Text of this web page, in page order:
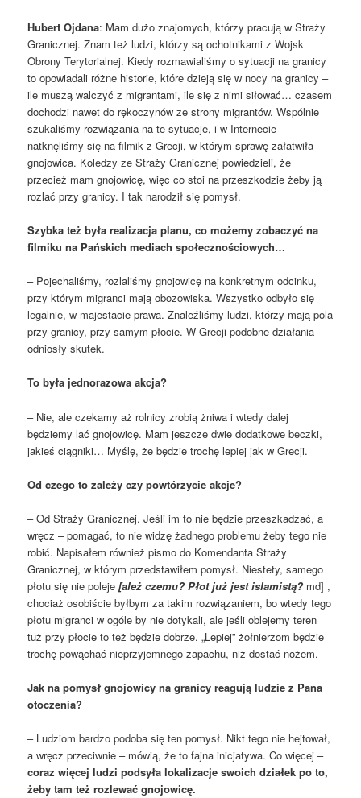
Hubert Ojdana: Mam dużo znajomych, którzy pracują w Straży
Granicznej. Znam też ludzi, którzy są ochotnikami z Wojsk
Obrony Terytorialnej. Kiedy rozmawialiśmy o sytuacji na granicy
to opowiadali różne historie, które dzieją się w nocy na granicy –
ile muszą walczyć z migrantami, ile się z nimi siłować… czasem
dochodzi nawet do rękoczynów ze strony migrantów. Wspólnie
szukaliśmy rozwiązania na te sytuacje, i w Internecie
natknęliśmy się na filmik z Grecji, w którym sprawę załatwiła
gnojowica. Koledzy ze Straży Granicznej powiedzieli, że
przecież mam gnojowicę, więc co stoi na przeszkodzie żeby ją
rozlać przy granicy. I tak narodził się pomysł.
Szybka też była realizacja planu, co możemy zobaczyć na
filmiku na Pańskich mediach społecznościowych…
– Pojechaliśmy, rozlaliśmy gnojowicę na konkretnym odcinku,
przy którym migranci mają obozowiska. Wszystko odbyło się
legalnie, w majestacie prawa. Znaleźliśmy ludzi, którzy mają pola
przy granicy, przy samym płocie. W Grecji podobne działania
odniosły skutek.
To była jednorazowa akcja?
– Nie, ale czekamy aż rolnicy zrobią żniwa i wtedy dalej
będziemy lać gnojowicę. Mam jeszcze dwie dodatkowe beczki,
jakieś ciągniki… Myślę, że będzie trochę lepiej jak w Grecji.
Od czego to zależy czy powtórzycie akcje?
– Od Straży Granicznej. Jeśli im to nie będzie przeszkadzać, a
wręcz – pomagać, to nie widzę żadnego problemu żeby tego nie
robić. Napisałem również pismo do Komendanta Straży
Granicznej, w którym przedstawiłem pomysł. Niestety, samego
płotu się nie poleje[ależ czemu? Płot już jest islamistą? md] ,
chociaż osobiście byłbym za takim rozwiązaniem, bo wtedy tego
płotu migranci w ogóle by nie dotykali, ale jeśli oblejemy teren
tuż przy płocie to też będzie dobrze. „Lepiej” żołnierzom będzie
trochę powąchać nieprzyjemnego zapachu, niż dostać nożem.
Jak na pomysł gnojowicy na granicy reagują ludzie z Pana
otoczenia?
– Ludziom bardzo podoba się ten pomysł. Nikt tego nie hejtował,
a wręcz przeciwnie – mówią, że to fajna inicjatywa. Co więcej –
coraz więcej ludzi podsyła lokalizacje swoich działek po to,
żeby tam też rozlewać gnojowicę.